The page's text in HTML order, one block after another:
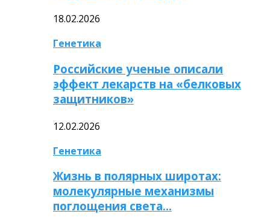
18.02.2026
Генетика
Российские ученые описали
эффект лекарств на «белковых
защитников»
12.02.2026
Генетика
Жизнь в полярных широтах:
молекулярные механизмы
поглощения света…